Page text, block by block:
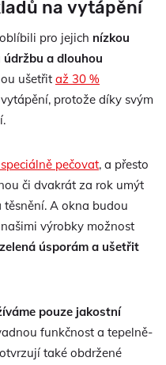
na vytápění
pro jejich nízkou
a dlouhou
ušetřit až 30 %
protože díky svým
pečovat, a přesto
či dvakrát za rok umýt
A okna budou
výrobky možnost
úsporám a ušetřit
pouze jakostní
funkčnost a tepelně-
také obdržené